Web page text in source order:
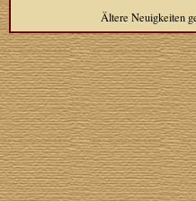
Ältere Neuigkeiten